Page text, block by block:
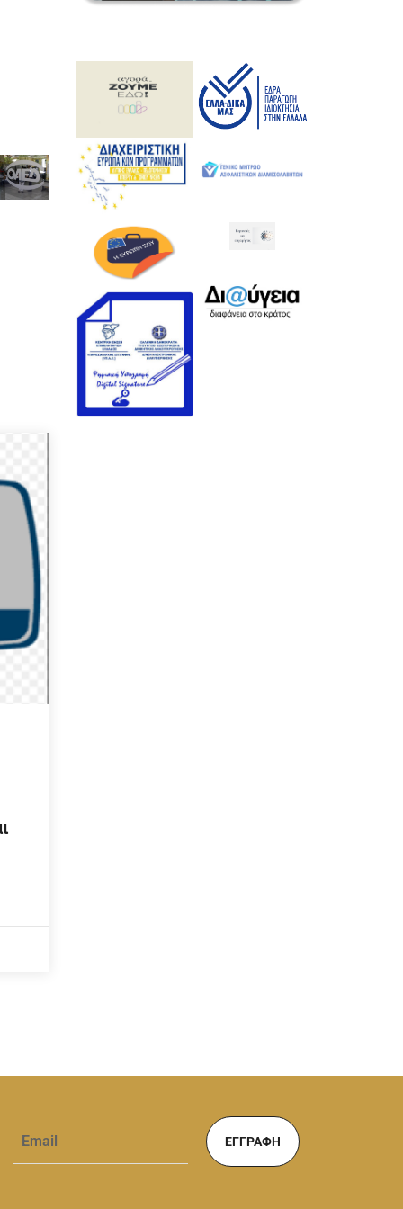
ΕΓΓΡΑΦΉ